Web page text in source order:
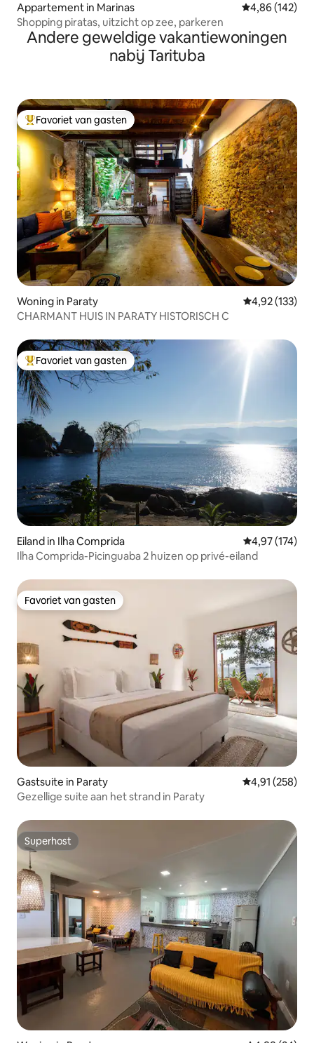
Appartement in Marinas Gemiddelde
4,86 (142)
Shopping piratas, uitzicht op zee, parkeren
Andere geweldige vakantiewoningen
nabij Tarituba
Topfavoriet van gasten
Favoriet van gasten
Woning in Paraty Gemiddelde
4,92 (133)
CHARMANT HUIS IN PARATY HISTORISCH C
Topfavoriet van gasten
Favoriet van gasten
Eiland in Ilha Comprida Gemiddelde
4,97 (174)
Ilha Comprida-Picinguaba 2 huizen op privé-eiland
Favoriet van gasten
Favoriet van gasten
Gastsuite in Paraty Gemiddelde
4,91 (258)
Gezellige suite aan het strand in Paraty
Superhost
Superhost